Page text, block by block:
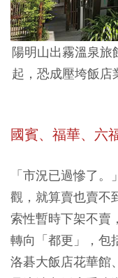
陽明山出霧溫泉旅
起，恐成壓垮飯店
國賓、福華、六
「市況已過慘了
觀，就算賣也賣不
索性暫時下架不賣
轉向「都更」，包
洛碁大飯店花華館